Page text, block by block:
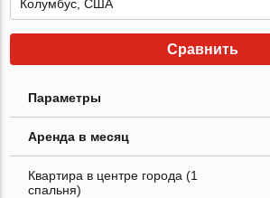
Сравнить
Параметры
Аренда в месяц
Квартира в центре города (1
спальня)